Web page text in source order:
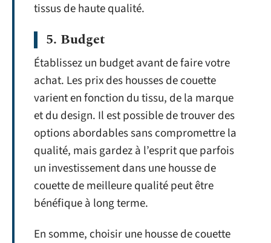
tissus de haute qualité.
5. Budget
Établissez un budget avant de faire votre
achat. Les prix des housses de couette
varient en fonction du tissu, de la marque
et du design. Il est possible de trouver des
options abordables sans compromettre la
qualité, mais gardez à l’esprit que parfois
un investissement dans une housse de
couette de meilleure qualité peut être
bénéfique à long terme.
En somme, choisir une housse de couette